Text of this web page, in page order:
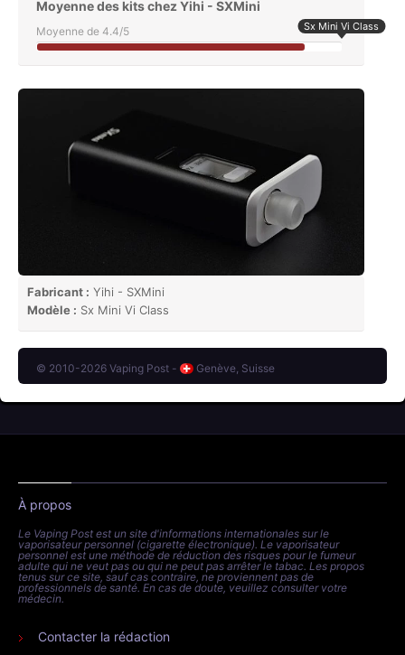
Qualité de fabrication
Ergonomie
Position sur le marché
Comment leSx Mini Vi Class
autres kits du marché ?
Moyenne des autres kits
Moyenne de 4.4/5